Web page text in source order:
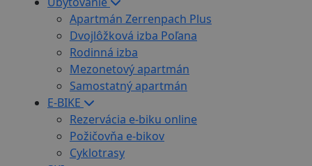
Apartmán Zerrenpach Plus
Dvojlôžková izba Poľana
Rodinná izba
Mezonetový apartmán
Samostatný apartmán
E-BIKE
Rezervácia e-biku online
Požičovňa e-bikov
Cyklotrasy